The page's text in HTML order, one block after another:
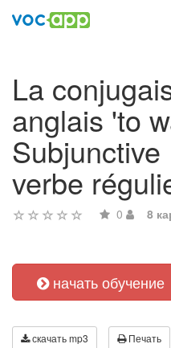
La
anglais 'to
verbe
0 8
начать обучение
скачать mp3 Печать